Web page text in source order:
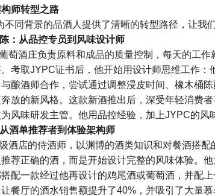
师转型之路
不同背景的品酒人提供了清晰的转型路径，让我
：从品控专员到风味设计师
萄酒庄负责原料和成品的质量控制，每天的工
考取JYPC证书后，他开始用设计师思维工作：
酿酒师合作，尝试通过调整浸皮时间、橡木桶
放的新风格。这款新酒推出后，深受年轻消费
风味研发主管。他用品控经验，加上JYPC的风
酒单推荐者到体验架构师
酒店的侍酒师，以渊博的酒类知识和对餐酒搭配
荐正确的酒，而是开始设计完整的风味体验。
配一款经过他再设计的鸡尾酒或葡萄酒，并配
餐厅的酒水销售额提升了40% ，并吸引了大量